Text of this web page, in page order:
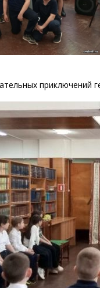
приключений